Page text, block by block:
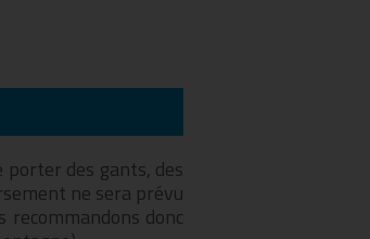
porter des gants, des
ne sera prévu
donc